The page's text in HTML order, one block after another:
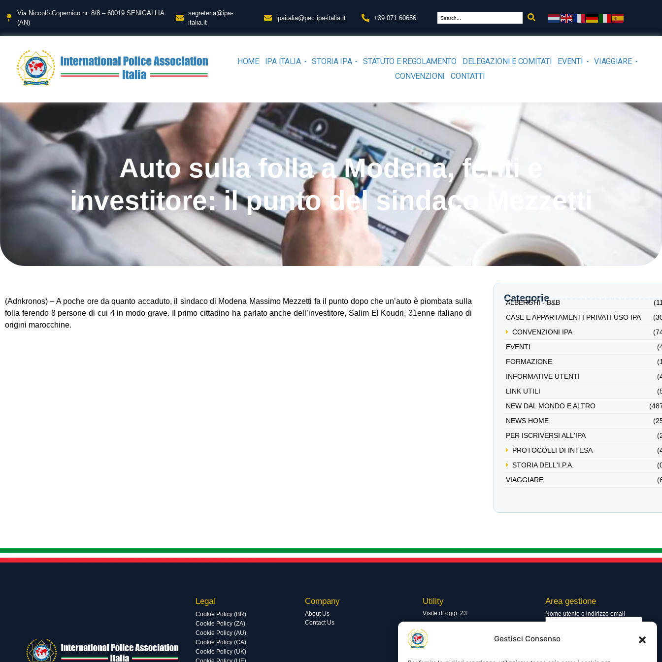
Gestisci Consenso
Via Niccolò Copernico nr. 8/8 – 60019 SENIGALLIA
(AN)
segreteria@ipa-
italia.it
ipaitalia@pec.ipa-italia.it +39 071 60656
HOME IPA ITALIA STORIA IPA STATUTO E REGOLAMENTO DELEGAZIONI E COMITATI EVENTI
VIAGGIARE
CONVENZIONI
CONTATTI
Auto sulla folla a Modena, feriti e
investitore: il punto del sindaco Mezzetti
(Adnkronos) – A poche ore da quanto accaduto, il sindaco di Modena Massimo Mezzetti fa il punto dopo che un’auto è piombata sulla
folla ferendo 8 persone di cui 4 in modo grave. Il primo cittadino ha parlato anche dell’investitore, Salim El Koudri, 31enne italiano di
origini marocchine.
Categorie
ALBERGHI - B&B
CASE E APPARTAMENTI PRIVATI USO IPA
CONVENZIONI IPA
EVENTI
FORMAZIONE
INFORMATIVE UTENTI
LINK UTILI
NEW DAL MONDO E ALTRO
NEWS HOME
PER ISCRIVERSI ALL'IPA
PROTOCOLLI DI INTESA
STORIA DELL'I.P.A.
VIAGGIARE
Legal
Cookie Policy (BR)
Cookie Policy (ZA)
Cookie Policy (AU)
Cookie Policy (CA)
Cookie Policy (UK)
Company
About Us
Contact Us
Utility
Visite di oggi: 23
Visite totali: 13595
Area gestione
Nome utente o indirizzo email